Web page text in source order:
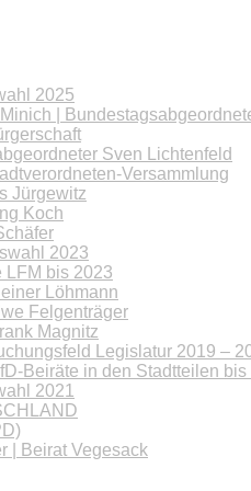
2025
|
Sven Lichtenfeld
Versammlung
Jürgewitz
Koch
2023
LFM bis 2023
Löhmann
Felgenträger
Magnitz
Legislatur 2019 –
Beiräte in den Stadtteilen bis
2021
| Beirat Vegesack